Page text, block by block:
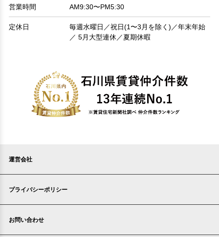
営業時間 AM9:30〜PM5:30
定休日
毎週水曜日／祝日(1〜3月を除く)／年末年始
／ 5月大型連休／夏期休暇
運営会社
プライバシーポリシー
お問い合わせ